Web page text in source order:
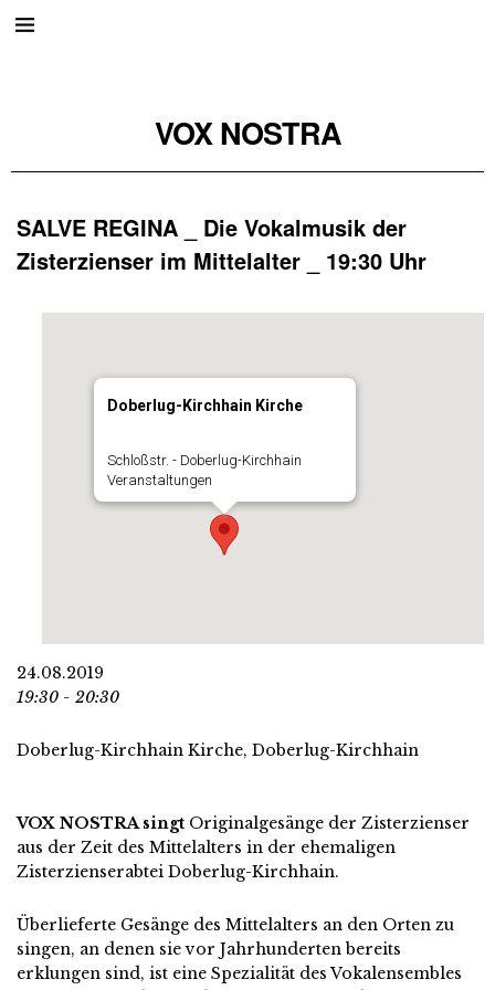
VOX NOSTRA
SALVE REGINA _ Die Vokalmusik der
Zisterzienser im Mittelalter _ 19:30 Uhr
Doberlug-Kirchhain Kirche
Schloßstr. - Doberlug-Kirchhain
Veranstaltungen
24.08.2019
19:30 - 20:30
Doberlug-Kirchhain Kirche, Doberlug-Kirchhain
VOX NOSTRA singt Originalgesänge der Zisterzienser
aus der Zeit des Mittelalters in der ehemaligen
Zisterzienserabtei Doberlug-Kirchhain.
Überlieferte Gesänge des Mittelalters an den Orten zu
singen, an denen sie vor Jahrhunderten bereits
erklungen sind, ist eine Spezialität des Vokalensembles